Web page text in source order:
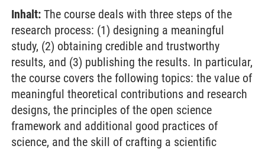
Inhalt: The course deals with three steps of the
research process: (1) designing a meaningful
study, (2) obtaining credible and trustworthy
results, and (3) publishing the results. In particular,
the course covers the following topics: the value of
meaningful theoretical contributions and research
designs, the principles of the open science
framework and additional good practices of
science, and the skill of crafting a scientific